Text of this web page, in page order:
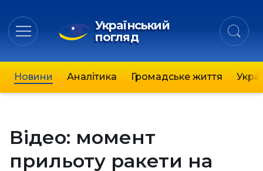
Український
погляд
Новини Аналітика Громадське життя
Відео: момент
прильоту ракети на